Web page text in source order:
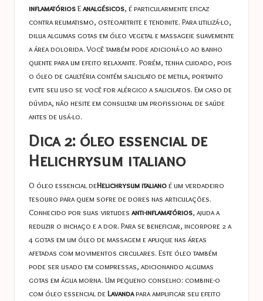
inflamatóriosEanalgésicos, é particularmente eficaz
contra reumatismo, osteoartrite e tendinite. Para utilizá-lo,
dilua algumas gotas em óleo vegetal e massageie suavemente
a área dolorida. Você também pode adicioná-lo ao banho
quente para um efeito relaxante. Porém, tenha cuidado, pois
o óleo de gaultéria contém salicilato de metila, portanto
evite seu uso se você for alérgico a salicilatos. Em caso de
dúvida, não hesite em consultar um profissional de saúde
antes de usá-lo.
Dica 2: óleo essencial de
Helichrysum italiano
O óleo essencial deHelichrysum italianoé um verdadeiro
tesouro para quem sofre de dores nas articulações.
Conhecido por suas virtudes anti-inflamatórios, ajuda a
reduzir o inchaço e a dor. Para se beneficiar, incorpore 2 a
4 gotas em um óleo de massagem e aplique nas áreas
afetadas com movimentos circulares. Este óleo também
pode ser usado em compressas, adicionando algumas
gotas em água morna. Um pequeno conselho: combine-o
com óleo essencial deLavandapara amplificar seu efeito